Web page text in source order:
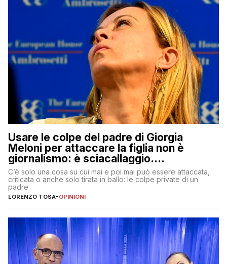
Usare le colpe del padre di Giorgia
Meloni per attaccare la figlia non è
giornalismo: è sciacallaggio.
Dimostriamo di essere diversi
C’è solo una cosa su cui mai e poi mai può essere attaccata,
criticata o anche solo tirata in ballo: le colpe private di un
padre
LORENZO TOSA-OPINIONI